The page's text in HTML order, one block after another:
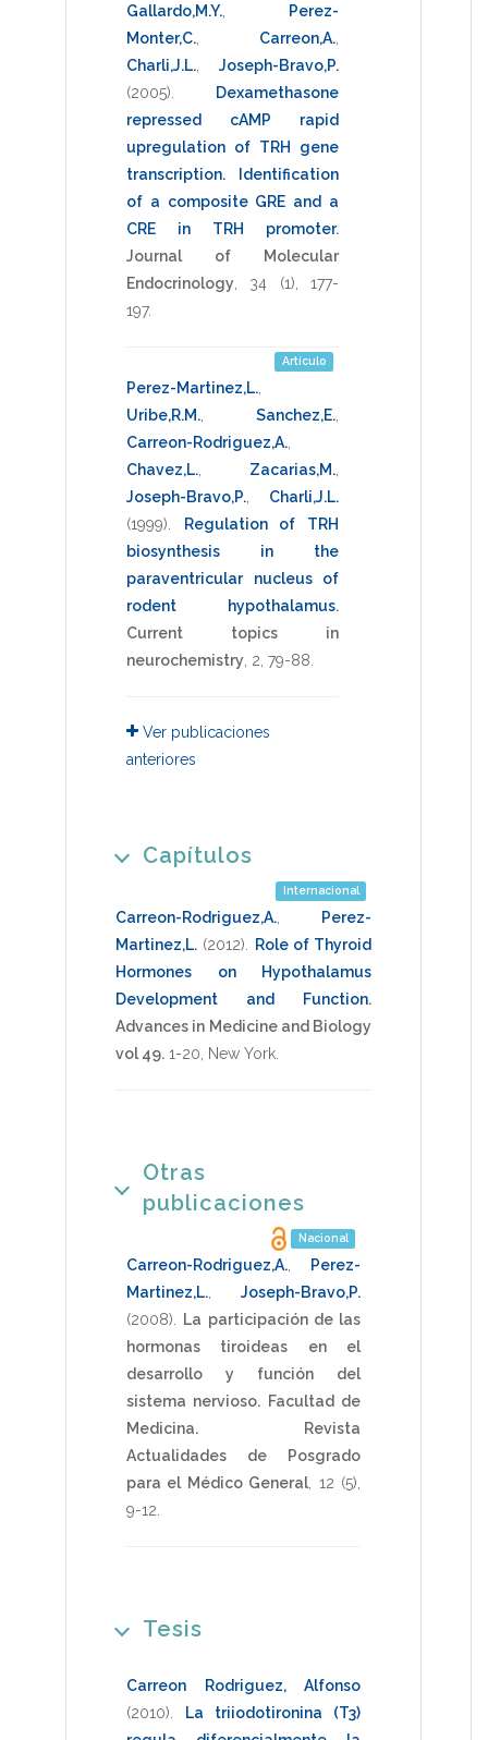
Gallardo,M.Y.
Perez-
Monter,C.
Carreon,A.
Charli,J.L.
Joseph-Bravo,P.
(2005)
Dexamethasone
repressed cAMP rapid
upregulation of TRH gene
transcription. Identification
of a composite GRE and a
CRE in TRH promoter.
Journal of Molecular
Endocrinology
34 (1),177-
197.
Artículo
Perez-Martinez,L.
Uribe,R.M.
Sanchez,E.
Carreon-Rodriguez,A.
Chavez,L.
Zacarias,M.
Joseph-Bravo,P.
Charli,J.L.
(1999)
Regulation of TRH
biosynthesis in the
paraventricular nucleus of
rodent hypothalamus.
Current topics in
neurochemistry 2 79-88
Ver publicaciones
anteriores
Capítulos
Internacional
Carreon-Rodriguez,A.
Perez-
Martinez,L. (2012)
Role of Thyroid
Hormones on Hypothalamus
Development and Function.
Advances in Medicine and Biology
vol 49. 1-20 New York
Otras
publicaciones
Nacional
Carreon-Rodriguez,A.
Perez-
Martinez,L.
Joseph-Bravo,P.
(2008)
La participación de las
hormonas tiroideas en el
desarrollo y función del
sistema nervioso. Facultad de
Medicina. Revista
Actualidades de Posgrado
para el Médico General
12 (5),
9-12
Tesis
Carreon Rodriguez, Alfonso
(2010)
La triiodotironina (T3)